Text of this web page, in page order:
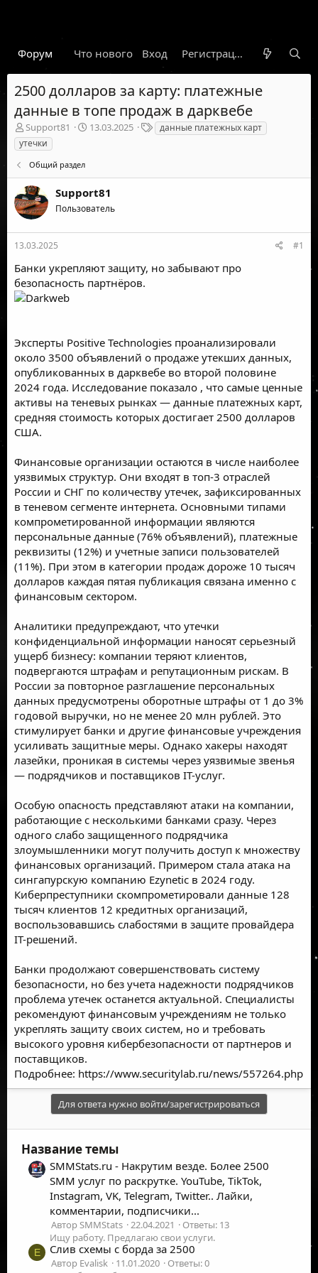
Форум Что нового Гарант Новости
Вход Регистрация
2500 долларов за карту: платежные
данные в топе продаж в дарквебе
А
в
т
о
р
т
е
м
Support81
Д
н
а
а
13.03.2025
Т
е
данные платежных карт
утечки
Общий раздел
Support81
Пользователь
13.03.2025 #1
Банки укрепляют защиту, но забывают про
безопасность партнёров.
Эксперты Positive Technologies проанализировали
около 3500 объявлений о продаже утекших данных,
опубликованных в дарквебе во второй половине
2024 года. Исследование показало , что самые ценные
активы на теневых рынках — данные платежных карт,
средняя стоимость которых достигает 2500 долларов
США.
Финансовые организации остаются в числе наиболее
уязвимых структур. Они входят в топ-3 отраслей
России и СНГ по количеству утечек, зафиксированных
в теневом сегменте интернета. Основными типами
компрометированной информации являются
персональные данные (76% объявлений), платежные
реквизиты (12%) и учетные записи пользователей
(11%). При этом в категории продаж дороже 10 тысяч
долларов каждая пятая публикация связана именно с
финансовым сектором.
Аналитики предупреждают, что утечки
конфиденциальной информации наносят серьезный
ущерб бизнесу: компании теряют клиентов,
подвергаются штрафам и репутационным рискам. В
России за повторное разглашение персональных
данных предусмотрены оборотные штрафы от 1 до 3%
годовой выручки, но не менее 20 млн рублей. Это
стимулирует банки и другие финансовые учреждения
усиливать защитные меры. Однако хакеры находят
лазейки, проникая в системы через уязвимые звенья
— подрядчиков и поставщиков IT-услуг.
Особую опасность представляют атаки на компании,
работающие с несколькими банками сразу. Через
одного слабо защищенного подрядчика
злоумышленники могут получить доступ к множеству
финансовых организаций. Примером стала атака на
сингапурскую компанию Ezynetic в 2024 году.
Киберпреступники скомпрометировали данные 128
тысяч клиентов 12 кредитных организаций,
воспользовавшись слабостями в защите провайдера
IT-решений.
Банки продолжают совершенствовать систему
безопасности, но без учета надежности подрядчиков
проблема утечек останется актуальной. Специалисты
рекомендуют финансовым учреждениям не только
укреплять защиту своих систем, но и требовать
высокого уровня кибербезопасности от партнеров и
поставщиков.
Подробнее: https://www.securitylab.ru/news/557264.php
Для ответа нужно войти/зарегистрироваться
Название темы
SMMStats.ru - Накрутим везде. Более 2500
SMM услуг по раскрутке. YouTube, TikTok,
Instagram, VK, Telegram, Twitter.. Лайки,
комментарии, подписчики...
Автор SMMStats 22.04.2021
Ответы: 13
Ищу работу. Предлагаю свои услуги.
E Слив схемы с борда за 2500
Автор Evalisk 11.01.2020
Ответы: 0